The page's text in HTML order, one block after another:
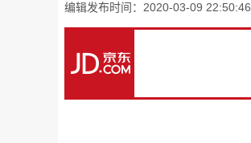
编辑发布时间：2020-03-09 22:50:46